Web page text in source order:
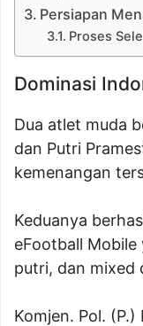
Persiapan
Proses
Dominasi
Dua atlet muda
dan Putri
kemenangan
Keduanya
eFootball
putri, dan mixed
Komjen. Pol.